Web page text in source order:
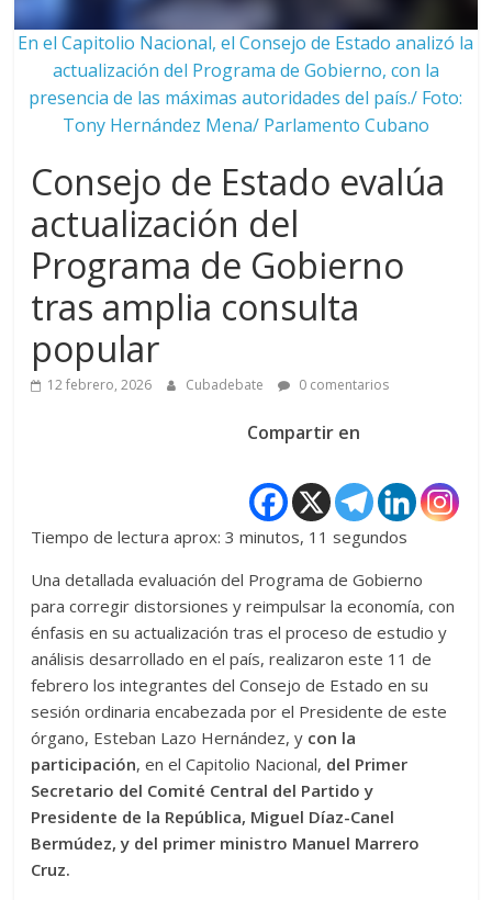
En el Capitolio Nacional, el Consejo de Estado analizó la
actualización del Programa de Gobierno, con la
presencia de las máximas autoridades del país./ Foto:
Tony Hernández Mena/ Parlamento Cubano
Consejo de Estado evalúa
actualización del
Programa de Gobierno
tras amplia consulta
popular
12 febrero, 2026 Cubadebate 0 comentarios
Compartir en
Tiempo de lectura aprox: 3 minutos, 11 segundos
Una detallada evaluación del Programa de Gobierno
para corregir distorsiones y reimpulsar la economía, con
énfasis en su actualización tras el proceso de estudio y
análisis desarrollado en el país, realizaron este 11 de
febrero los integrantes del Consejo de Estado en su
sesión ordinaria encabezada por el Presidente de este
órgano, Esteban Lazo Hernández, y con la
participación, en el Capitolio Nacional, del Primer
Secretario del Comité Central del Partido y
Presidente de la República, Miguel Díaz-Canel
Bermúdez, y del primer ministro Manuel Marrero
Cruz.